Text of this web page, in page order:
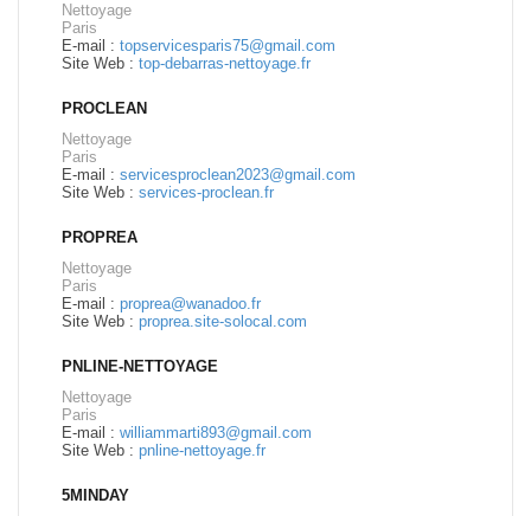
Nettoyage
Paris
E-mail : topservicesparis75@gmail.com
Site Web : top-debarras-nettoyage.fr
PROCLEAN
Nettoyage
Paris
E-mail : servicesproclean2023@gmail.com
Site Web : services-proclean.fr
PROPREA
Nettoyage
Paris
E-mail : proprea@wanadoo.fr
Site Web : proprea.site-solocal.com
PNLINE-NETTOYAGE
Nettoyage
Paris
E-mail : williammarti893@gmail.com
Site Web : pnline-nettoyage.fr
5MINDAY